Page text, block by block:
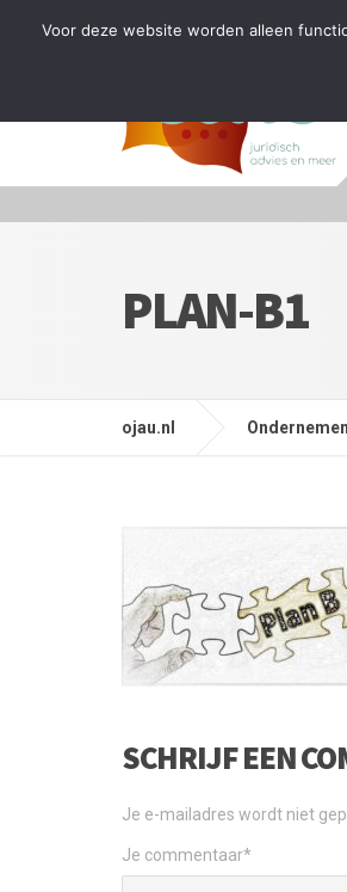
Tijdelijke stop: wegens drukte
PLAN-B1
ojau.nl
SCHRIJF EEN
Je e-mailadres wordt niet
Je commentaar*
Voor deze website worden alleen